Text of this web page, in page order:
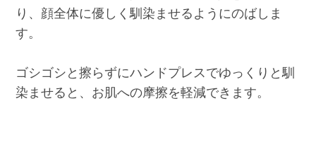
り、顔全体に優しく馴染ませるようにのばしま
す。
ゴシゴシと擦らずにハンドプレスでゆっくりと馴
染ませると、お肌への摩擦を軽減できます。